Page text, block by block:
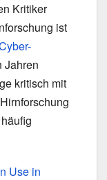
Kritiker
ist
Jahren
kritisch mit
Use in